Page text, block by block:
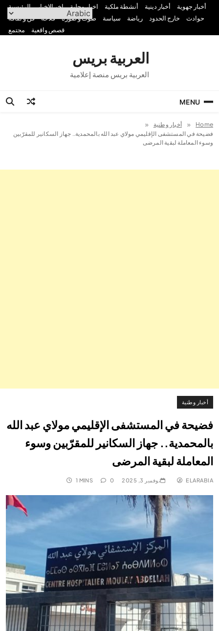
Skipأخبار جهوية أخبار دينية أنشطة ملكية اخبار محلية اخر الاخبار
الرئيسية
حوادث
خارج الحدود رياضة سياسة صوت و صورة فلاحة
فن و ثقافة
قصص واقعية
مجتمع
العربية بريس
العربية بريس منصة إعلامية
MENU
Home
أخبار وطنية
فضيحة في المستشفى الإقليمي مولاي عبد الله بالمحمدية.. جهاز السكانير للمقرّبين
وسوء المعاملة لبقية المرضى
أخبار وطنية
فضيحة في المستشفى الإقليمي مولاي عبد الله
بالمحمدية.. جهاز السكانير للمقرّبين وسوء
المعاملة لبقية المرضى
ELARABIA نوفمبر 3, 2025 0
1 MINS